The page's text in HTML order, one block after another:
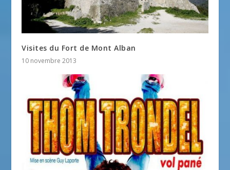
Visites du Fort de Mont Alban
10 novembre 2013